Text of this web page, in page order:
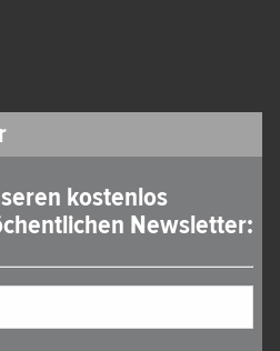
kostenlos
Newsletter: